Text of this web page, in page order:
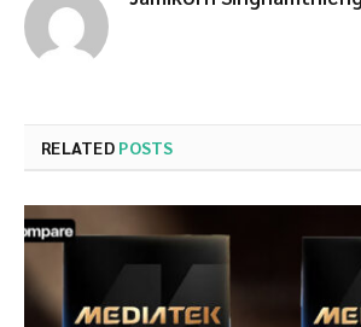
RELATED POSTS